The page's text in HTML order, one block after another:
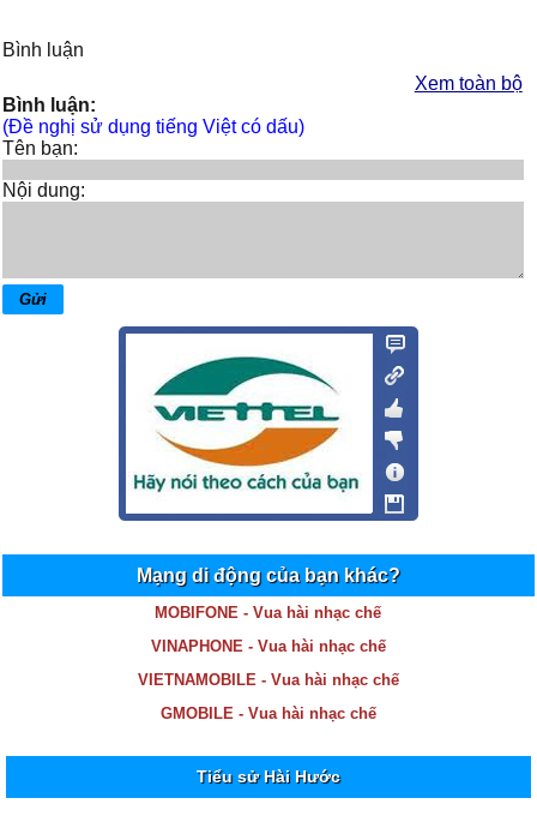
Bình luận
Xem toàn bộ
Bình luận:
(Đề nghị sử dụng tiếng Việt có dấu)
Tên bạn:
Nội dung:
Mạng di động của bạn khác?
MOBIFONE - Vua hài nhạc chế
VINAPHONE - Vua hài nhạc chế
VIETNAMOBILE - Vua hài nhạc chế
GMOBILE - Vua hài nhạc chế
Tiểu sử Hài Hước